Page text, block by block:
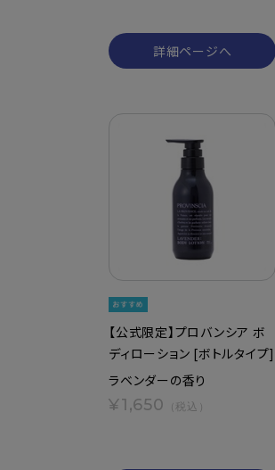
詳細ページへ
【公式限定】プロバンシア ボ
ディローション [ボトルタイプ]
ラベンダーの香り
¥1,650 （税込）